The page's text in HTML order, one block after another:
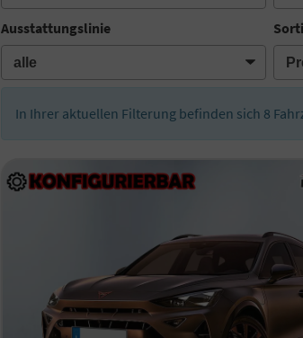
Ausstattungslinie
In Ihrer aktuellen Filterung befinden sich 8